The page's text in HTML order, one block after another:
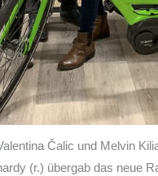
Čalic und Melvin
(r.) übergab das neue